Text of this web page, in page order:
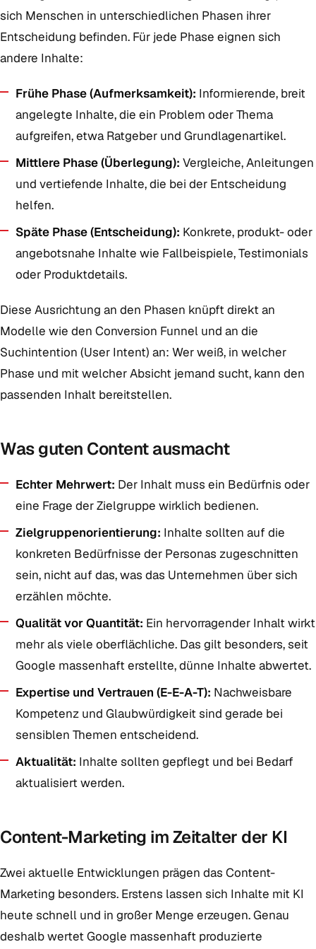
sich Menschen in unterschiedlichen Phasen ihrer
Entscheidung befinden. Für jede Phase eignen sich
andere Inhalte:
Frühe Phase (Aufmerksamkeit): Informierende, breit
angelegte Inhalte, die ein Problem oder Thema
aufgreifen, etwa Ratgeber und Grundlagenartikel.
Mittlere Phase (Überlegung): Vergleiche, Anleitungen
und vertiefende Inhalte, die bei der Entscheidung
helfen.
Späte Phase (Entscheidung): Konkrete, produkt- oder
angebotsnahe Inhalte wie Fallbeispiele, Testimonials
oder Produktdetails.
Diese Ausrichtung an den Phasen knüpft direkt an
Modelle wie den Conversion Funnel und an die
Suchintention (User Intent) an: Wer weiß, in welcher
Phase und mit welcher Absicht jemand sucht, kann den
passenden Inhalt bereitstellen.
Was guten Content ausmacht
Echter Mehrwert: Der Inhalt muss ein Bedürfnis oder
eine Frage der Zielgruppe wirklich bedienen.
Zielgruppenorientierung: Inhalte sollten auf die
konkreten Bedürfnisse der Personas zugeschnitten
sein, nicht auf das, was das Unternehmen über sich
erzählen möchte.
Qualität vor Quantität: Ein hervorragender Inhalt wirkt
mehr als viele oberflächliche. Das gilt besonders, seit
Google massenhaft erstellte, dünne Inhalte abwertet.
Expertise und Vertrauen (E-E-A-T): Nachweisbare
Kompetenz und Glaubwürdigkeit sind gerade bei
sensiblen Themen entscheidend.
Aktualität: Inhalte sollten gepflegt und bei Bedarf
aktualisiert werden.
Content-Marketing im Zeitalter der KI
Zwei aktuelle Entwicklungen prägen das Content-
Marketing besonders. Erstens lassen sich Inhalte mit KI
heute schnell und in großer Menge erzeugen. Genau
deshalb wertet Google massenhaft produzierte